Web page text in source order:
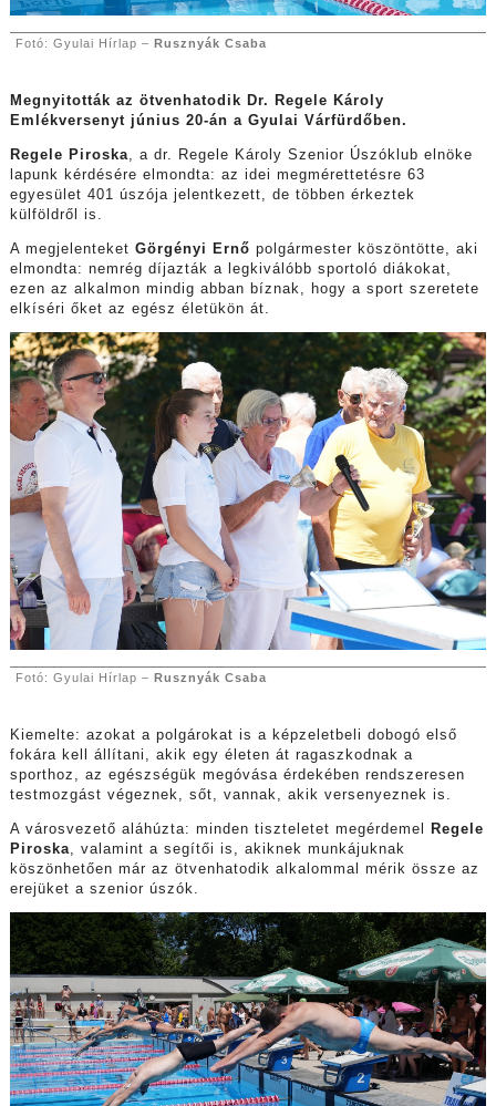
Fotó: Gyulai Hírlap – Rusznyák Csaba
Megnyitották az ötvenhatodik Dr. Regele Károly
Emlékversenyt június 20-án a Gyulai Várfürdőben.
Regele Piroska, a dr. Regele Károly Szenior Úszóklub elnöke
lapunk kérdésére elmondta: az idei megmérettetésre 63
egyesület 401 úszója jelentkezett, de többen érkeztek
külföldről is.
A megjelenteket Görgényi Ernő polgármester köszöntötte, aki
elmondta: nemrég díjazták a legkiválóbb sportoló diákokat,
ezen az alkalmon mindig abban bíznak, hogy a sport szeretete
elkíséri őket az egész életükön át.
Fotó: Gyulai Hírlap – Rusznyák Csaba
Kiemelte: azokat a polgárokat is a képzeletbeli dobogó első
fokára kell állítani, akik egy életen át ragaszkodnak a
sporthoz, az egészségük megóvása érdekében rendszeresen
testmozgást végeznek, sőt, vannak, akik versenyeznek is.
A városvezető aláhúzta: minden tiszteletet megérdemel
Regele
Piroska , valamint a segítői is, akiknek munkájuknak
köszönhetően már az ötvenhatodik alkalommal mérik össze az
erejüket a szenior úszók.